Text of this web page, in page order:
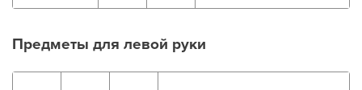
Предметы для левой руки